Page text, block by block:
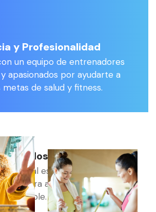
y Profesionalidad
un equipo de entrenadores
apasionados por ayudarte a
de salud y fitness.
es que veas y sientas el
para alcanzar tus metas de